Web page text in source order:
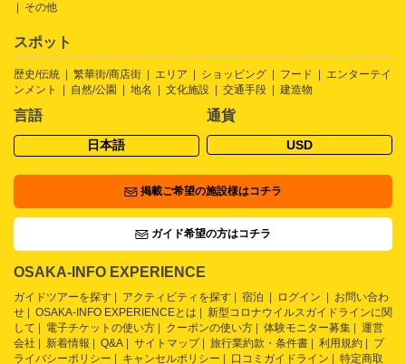
その他
スポット
歴史/伝統 繁華街/商店街 エリア ショッピング フード
エンターテイ
ンメント
自然/公園 地名 文化施設 交通手段 建造物
言語
日本語
通貨
USD
掲載ご希望の施設様はコチラ
ガイド希望の方はコチラ
OSAKA-INFO EXPERIENCE
ガイドツアーを探す アクティビティを探す 宿泊 ログイン
お問い合わ
せ
OSAKA-INFO EXPERIENCEとは
新型コロナウイルスガイドラインに関
して
電子チケットの使い方 クーポンの使い方 体験モニター募集
運営
会社
新着情報 Q&A サイトマップ 旅行業約款・条件書 利用規約
プ
ライバシーポリシー
キャンセルポリシー 口コミガイドライン 特定商取